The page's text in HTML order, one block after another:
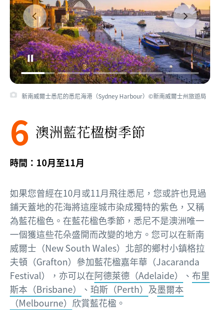
新南威爾士悉尼的悉尼海港（Sydney Harbour）©新南威爾士州旅遊局
6 澳洲藍花楹樹季節
時間：10月至11月
如果您曾經在10月或11月飛往悉尼，您或許也見過
鋪天蓋地的花海將這座城市染成獨特的紫色，又稱
為藍花楹色。在藍花楹色季節，悉尼不是澳洲唯一
一個獲這些花朵盛開而改變的地方。您可以在新南
威爾士（New South Wales）北部的鄉村小鎮格拉
夫頓（Grafton）參加藍花楹嘉年華（Jacaranda
Festival），亦可以在阿德萊德（Adelaide） 、 布里
斯本（Brisbane）
、 珀斯（Perth） 及墨爾本
（Melbourne） 欣賞藍花楹。